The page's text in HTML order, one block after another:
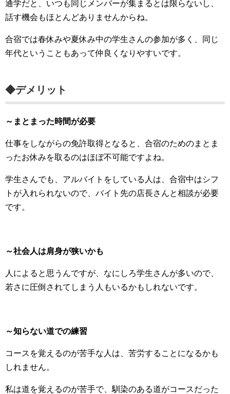
通学だと、いつも同じメンバーが集まるとは限らないし、
話す機会もほとんどありませんからね。
合宿では春休みや夏休み中の学生さんの参加が多く、同じ
年代ということもあって仲良くなりやすいです。
◆デメリット
～まとまった時間が必要
仕事をしながらの免許取得となると、合宿のためのまとま
ったお休みを取るのはほぼ不可能ですよね。
学生さんでも、アルバイトをしている人は、合宿中はシフ
トが入れられないので、バイト先の店長さんと相談が必要
です。
～社会人は肩身が狭いかも
人によると思うんですが、なにしろ学生さんが多いので、
若さに圧倒されてしまう人もいるかもしれないです。
～知らない道での練習
コースを覚えるのが苦手な人は、苦労することになるかも
しれません。
私は道を覚えるのが苦手で、馴染のある道がコースだった